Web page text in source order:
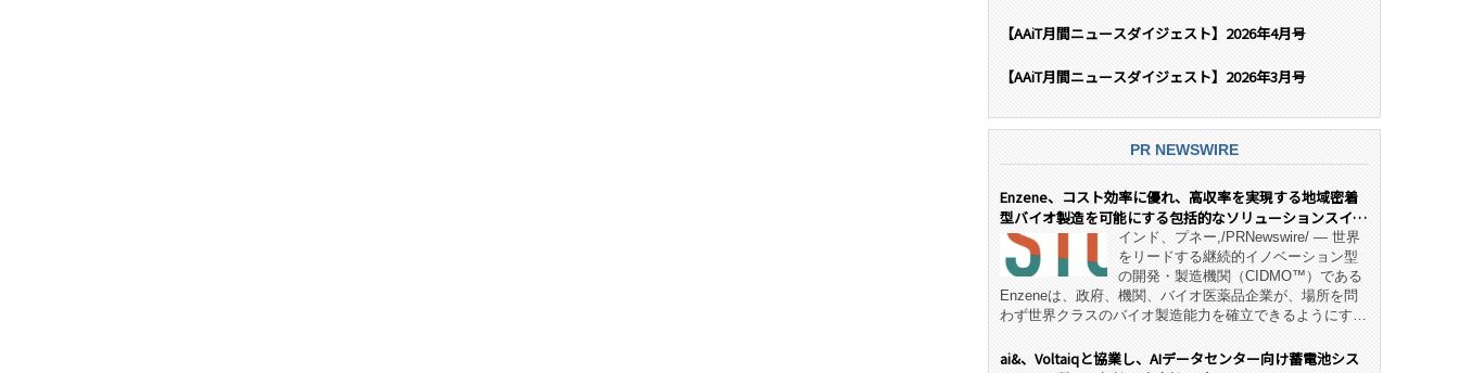
【AAiT月間ニュースダイジェスト】2026年4月号
【AAiT月間ニュースダイジェスト】2026年3月号
PR NEWSWIRE
Enzene、コスト効率に優れ、高収率を実現する地域密着
型バイオ製造を可能にする包括的なソリューションスイー
ト「NeX™」 をリリースインド、プネー,/PRNewswire/ — 世界
をリードする継続的イノベーション型
の開発・製造機関（CIDMO™）である
Enzeneは、政府、機関、バイオ医薬品企業が、場所を問
わず世界クラスのバイオ製造能力を確立できるようにす
デル「NeX™」の立ち上げを発表しました。 同社の実績
ai&、Voltaiqと協業し、AIデータセンター向け蓄電池シス